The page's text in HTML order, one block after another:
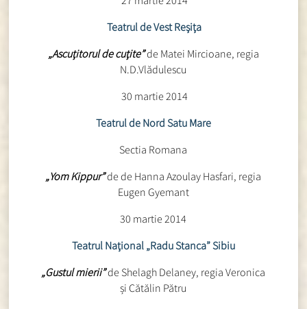
Teatrul de Vest Reşiţa
„Ascuţitorul de cuţite”de Matei Mircioane, regia
N.D.Vlădulescu
30 martie 2014
Teatrul de Nord Satu Mare
Sectia Romana
„Yom Kippur”de de Hanna Azoulay Hasfari, regia
Eugen Gyemant
30 martie 2014
Teatrul Naţional „Radu Stanca” Sibiu
„Gustul mierii”de Shelagh Delaney, regia Veronica
și Cătălin Pătru